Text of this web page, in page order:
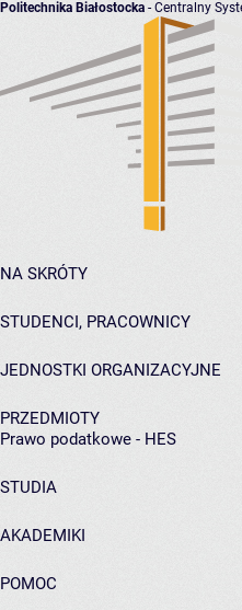
Politechnika Białostocka - Centralny
NA SKRÓTY
STUDENCI, PRACOWNICY
JEDNOSTKI ORGANIZACYJNE
PRZEDMIOTY
Prawo podatkowe - HES
STUDIA
AKADEMIKI
POMOC